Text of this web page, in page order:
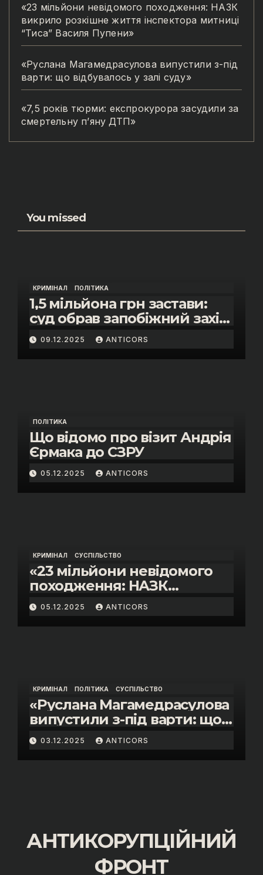
«23 мільйони невідомого походження: НАЗК
викрило розкішне життя інспектора митниці
“Тиса” Василя Пупени»
«Руслана Магамедрасулова випустили з-під
варти: що відбувалось у залі суду»
«7,5 років тюрми: експрокурора засудили за
смертельну п’яну ДТП»
You missed
КРИМІНАЛ ПОЛІТИКА
1,5 мільйона грн застави:
суд обрав запобіжний захід
помічнику нардепки Анни
Скороход у справі про
«санкційний підкуп»
09.12.2025 ANTICORS
ПОЛІТИКА
Що відомо про візит Андрія
Єрмака до СЗРУ
05.12.2025 ANTICORS
КРИМІНАЛ СУСПІЛЬСТВО
«23 мільйони невідомого
походження: НАЗК
викрило розкішне життя
інспектора митниці “Тиса”
Василя Пупени»
05.12.2025 ANTICORS
КРИМІНАЛ ПОЛІТИКА СУСПІЛЬСТВО
«Руслана Магамедрасулова
випустили з-під варти: що
відбувалось у залі суду»
03.12.2025 ANTICORS
АНТИКОРУПЦІЙНИЙ
ФРОНТ